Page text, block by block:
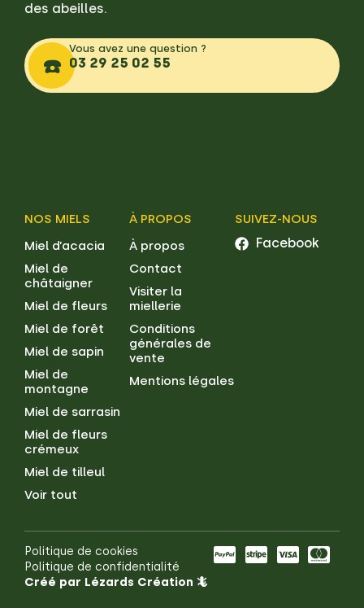
des abeilles.
☎️
Vous avez une question ?
03 29 25 02 55
NOS MIELS
Miel d’acacia
Miel de
châtaigner
Miel de fleurs
Miel de forêt
Miel de sapin
Miel de
montagne
Miel de sarrasin
Miel de fleurs
crémeux
Miel de tilleul
Voir tout
À PROPOS
À propos
Contact
Visiter la
miellerie
Conditions
générales de
vente
Mentions légales
SUIVEZ-NOUS
Facebook
Politique de cookies
Politique de confidentialité
Créé par Lézards Création 🦎